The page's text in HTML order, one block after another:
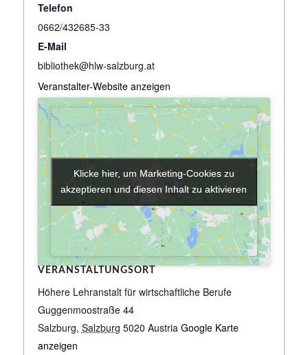
Telefon
0662/432685-33
E-Mail
bibliothek@hlw-salzburg.at
Veranstalter-Website anzeigen
VERANSTALTUNGSORT
Höhere Lehranstalt für wirtschaftliche Berufe
Guggenmoostraße 44
Salzburg, Salzburg 5020 Austria Google Karte
anzeigen
Klicke hier, um Marketing-Cookies zu
akzeptieren und diesen Inhalt zu aktivieren
Klicke hier, um Marketing-Cookies zu
akzeptieren und diesen Inhalt zu aktivieren